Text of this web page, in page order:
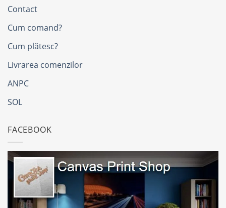
Contact
Cum comand?
Cum plătesc?
Livrarea comenzilor
ANPC
SOL
FACEBOOK